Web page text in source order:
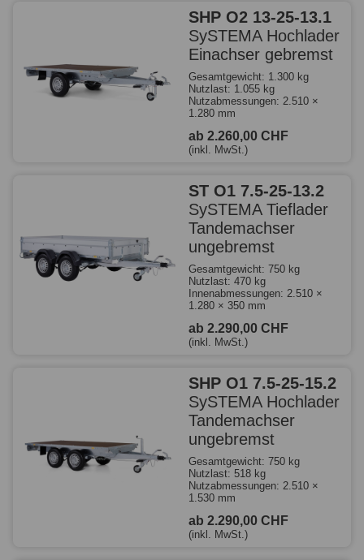
SHP O2 13-25-13.1
SySTEMA Hochlader
Einachser gebremst
Gesamtgewicht: 1.300 kg
Nutzlast: 1.055 kg
Nutzabmessungen: 2.510 ×
1.280 mm
ab 2.260,00 CHF
(inkl. MwSt.)
ST O1 7.5-25-13.2
SySTEMA Tieflader
Tandemachser
ungebremst
Gesamtgewicht: 750 kg
Nutzlast: 470 kg
Innenabmessungen: 2.510 ×
1.280 × 350 mm
ab 2.290,00 CHF
(inkl. MwSt.)
SHP O1 7.5-25-15.2
SySTEMA Hochlader
Tandemachser
ungebremst
Gesamtgewicht: 750 kg
Nutzlast: 518 kg
Nutzabmessungen: 2.510 ×
1.530 mm
ab 2.290,00 CHF
(inkl. MwSt.)